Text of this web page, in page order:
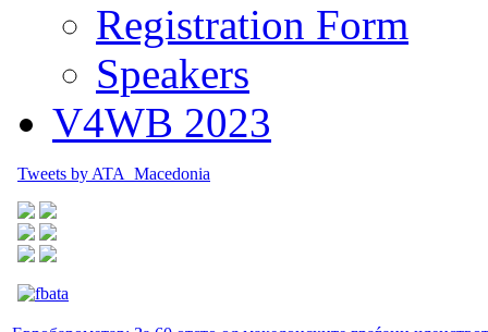
Registration Form
Speakers
V4WB 2023
Tweets by ATA_Macedonia